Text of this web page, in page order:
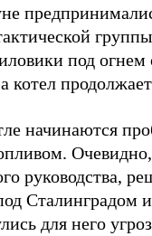
под
котел
начинаются
руководства,
Сталинградом
для него